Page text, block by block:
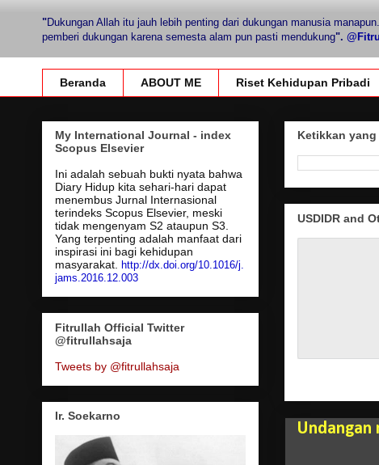
"Dukungan Allah itu jauh lebih penting dari dukungan manusia
pemberi dukungan karena semesta alam pun pasti mendukung".
Beranda ABOUT ME Riset Kehidupan Pribadi
Ketikkan
USDIDR and
My International Journal - index
Scopus Elsevier
Ini adalah sebuah bukti nyata bahwa
Diary Hidup kita sehari-hari dapat
menembus Jurnal Internasional
terindeks Scopus Elsevier, meski
tidak mengenyam S2 ataupun S3.
Yang terpenting adalah manfaat dari
inspirasi ini bagi kehidupan
masyarakat.
http://dx.doi.org/10.1016/j.
jams.2016.12.003
Fitrullah Official Twitter
@fitrullahsaja
Tweets by @fitrullahsaja
Ir. Soekarno